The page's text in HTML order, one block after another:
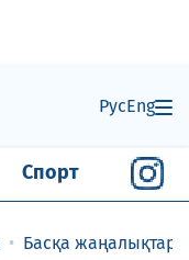
РусEng
Спорт
Басқа жаңалықтар